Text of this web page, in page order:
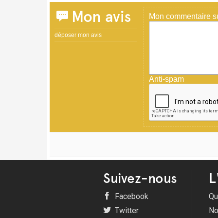
Mon avis
déposer mon avis
Mon commentaire
Anti-spam
Suivez-nous
Facebook
Twitter